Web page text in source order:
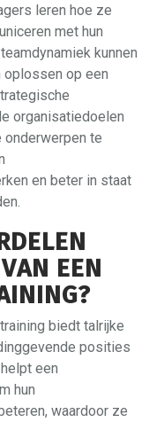
leren hoe ze
met hun
kunnen
oplossen op een
organisatiedoelen
te
en beter in staat
EEN
biedt talrijke
posities
een
hun
waardoor ze